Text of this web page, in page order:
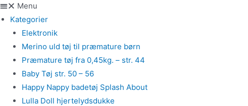
Menu
Kategorier
Elektronik
Merino uld tøj til præmature børn
Præmature tøj fra 0,45kg. – str. 44
Baby Tøj str. 50 – 56
Happy Nappy badetøj Splash About
Lulla Doll hjertelydsdukke